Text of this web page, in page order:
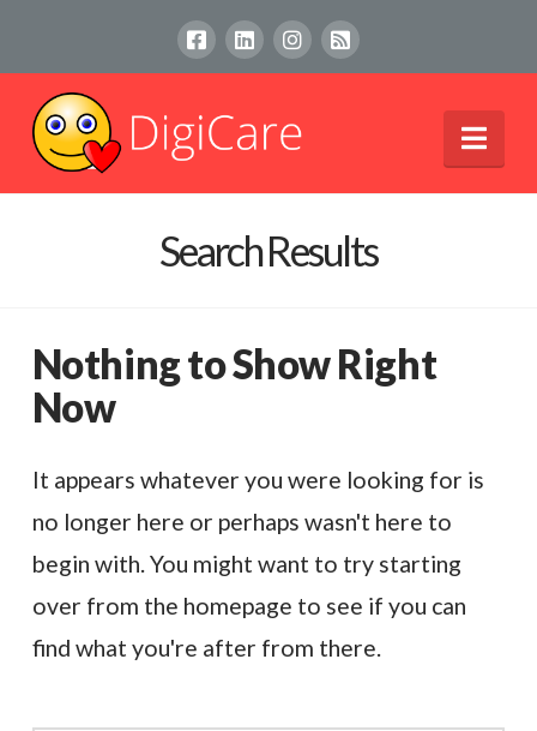
Search Results
Nothing to Show Right
Now
It appears whatever you were looking for is
no longer here or perhaps wasn't here to
begin with. You might want to try starting
over from the homepage to see if you can
find what you're after from there.